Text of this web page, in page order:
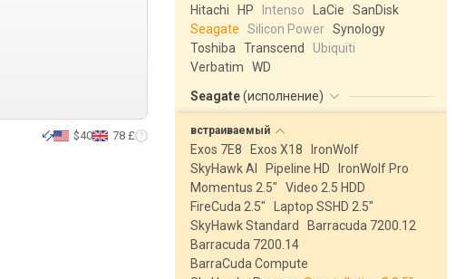
$40 78 £
Hitachi
HP Intenso LaCie
SanDisk
Seagate
Silicon Power Synology
Toshiba
Transcend
Ubiquiti
Verbatim
WD
Seagate(исполнение)
встраиваемый
Exos 7E8 Exos X18
IronWolf
SkyHawk AI
Pipeline HD
IronWolf Pro
Momentus 2.5"
Video 2.5 HDD
FireCuda 2.5"
Laptop SSHD 2.5"
SkyHawk Standard
Barracuda 7200.12
Barracuda 7200.14
BarraCuda Compute